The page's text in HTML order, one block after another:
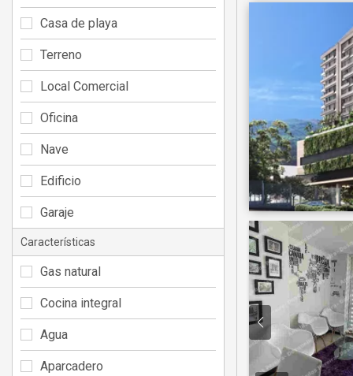
Casa de playa
Terreno
Local Comercial
Oficina
Nave
Edificio
Garaje
Características
Gas natural
Cocina integral
Agua
Aparcadero